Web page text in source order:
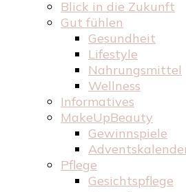
Blick in die Zukunft
Gut fühlen
Gesundheit
Lifestyle
Nahrungsmittel
Wellness
Informatives
MakeUpBeauty
Gewinnspiele
Pflege
Gesichtspflege